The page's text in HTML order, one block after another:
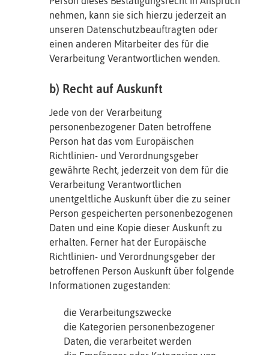
nehmen, kann sie sich hierzu jederzeit an
unseren Datenschutzbeauftragten oder
einen anderen Mitarbeiter des für die
Verarbeitung Verantwortlichen wenden.
b) Recht auf Auskunft
Jede von der Verarbeitung
personenbezogener Daten betroffene
Person hat das vom Europäischen
Richtlinien- und Verordnungsgeber
gewährte Recht, jederzeit von dem für die
Verarbeitung Verantwortlichen
unentgeltliche Auskunft über die zu seiner
Person gespeicherten personenbezogenen
Daten und eine Kopie dieser Auskunft zu
erhalten. Ferner hat der Europäische
Richtlinien- und Verordnungsgeber der
betroffenen Person Auskunft über folgende
Informationen zugestanden:
die Verarbeitungszwecke
die Kategorien personenbezogener
Daten, die verarbeitet werden